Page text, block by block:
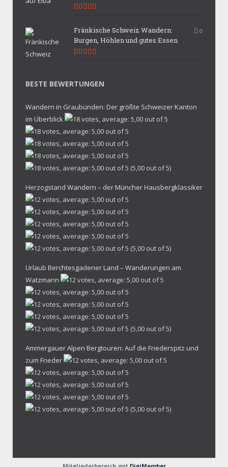
0
Fränkische Schweiz Wandern:
Burgen, Höhlen und gutes Essen
BESTE BEWERTUNGEN
Wandern in Graubünden: Der größte Schweizer Kanton
im Überblick
(5,00 out of 5)
Herzogstand Wandern – der Müncher Hausbergklassiker
(5,00 out of 5)
Urlaub Berchtesgadener Land – Wanderungen am
Watzmann
(5,00 out of 5)
Ammergauer Alpen Bergtouren: Auf die Friederspitz und
zum Frieder
(5,00 out of 5)